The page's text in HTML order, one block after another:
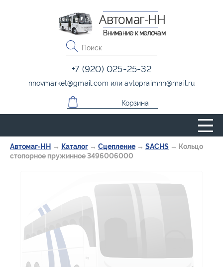
Автомаг-НН → Каталог → Сцепление → SACHS → Кольцо
стопорное пружинное 3496006000
Автомаг-НН
Внимание к мелочам
+7 (920) 025-25-32
nnovmarket@gmail.com илиavtopraimnn@mail.ru
Корзина